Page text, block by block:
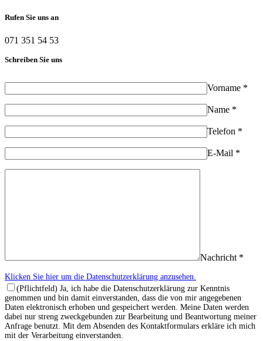
Rufen Sie uns an
071 351 54 53
Schreiben Sie uns
Vorname *
Name *
Telefon *
E-Mail *
Nachricht *
Klicken Sie hier um die Datenschutzerklärung anzusehen.
(Pflichtfeld) Ja, ich habe die Datenschutzerklärung zur Kenntnis
genommen und bin damit einverstanden, dass die von mir angegebenen
Daten elektronisch erhoben und gespeichert werden. Meine Daten werden
dabei nur streng zweckgebunden zur Bearbeitung und Beantwortung meiner
Anfrage benutzt. Mit dem Absenden des Kontaktformulars erkläre ich mich
mit der Verarbeitung einverstanden.